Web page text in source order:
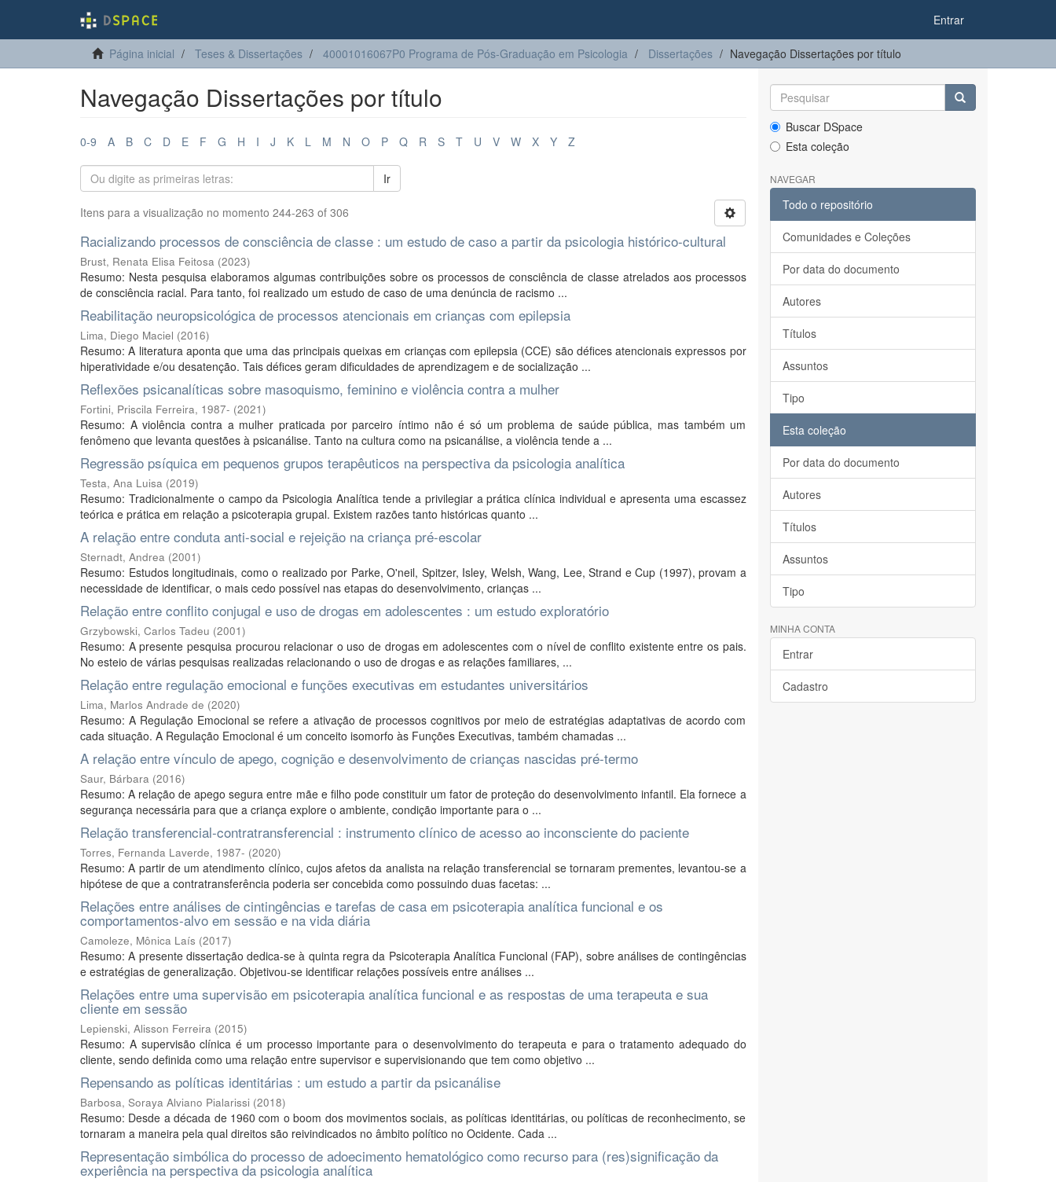
Entrar
Página inicial Teses & Dissertações 40001016067P0 Programa de Pós-Graduação em Psicologia Dissertações Navegação Dissertações por título
Navegação Dissertações por título
0-9 A B C D E F G H I J K L M N O P Q R S T U V W X Y Z
Ir
Itens para a visualização no momento 244-263 of 306
Racializando processos de consciência de classe : um estudo de caso a partir da psicologia histórico-cultural
Brust, Renata Elisa Feitosa (2023)
Resumo: Nesta pesquisa elaboramos algumas contribuições sobre os processos de consciência de classe atrelados aos processos
de consciência racial. Para tanto, foi realizado um estudo de caso de uma denúncia de racismo ...
Reabilitação neuropsicológica de processos atencionais em crianças com epilepsia
Lima, Diego Maciel (2016)
Resumo: A literatura aponta que uma das principais queixas em crianças com epilepsia (CCE) são défices atencionais expressos por
hiperatividade e/ou desatenção. Tais défices geram dificuldades de aprendizagem e de socialização ...
Reflexões psicanalíticas sobre masoquismo, feminino e violência contra a mulher
Fortini, Priscila Ferreira, 1987- (2021)
Resumo: A violência contra a mulher praticada por parceiro íntimo não é só um problema de saúde pública, mas também um
fenômeno que levanta questões à psicanálise. Tanto na cultura como na psicanálise, a violência tende a ...
Regressão psíquica em pequenos grupos terapêuticos na perspectiva da psicologia analítica
Testa, Ana Luisa (2019)
Resumo: Tradicionalmente o campo da Psicologia Analítica tende a privilegiar a prática clínica individual e apresenta uma escassez
teórica e prática em relação a psicoterapia grupal. Existem razões tanto históricas quanto ...
A relação entre conduta anti-social e rejeição na criança pré-escolar
Sternadt, Andrea (2001)
Resumo: Estudos longitudinais, como o realizado por Parke, O'neil, Spitzer, Isley, Welsh, Wang, Lee, Strand e Cup (1997), provam a
necessidade de identificar, o mais cedo possível nas etapas do desenvolvimento, crianças ...
Relação entre conflito conjugal e uso de drogas em adolescentes : um estudo exploratório
Grzybowski, Carlos Tadeu (2001)
Resumo: A presente pesquisa procurou relacionar o uso de drogas em adolescentes com o nível de conflito existente entre os pais.
No esteio de várias pesquisas realizadas relacionando o uso de drogas e as relações familiares, ...
Relação entre regulação emocional e funções executivas em estudantes universitários
Lima, Marlos Andrade de (2020)
Resumo: A Regulação Emocional se refere a ativação de processos cognitivos por meio de estratégias adaptativas de acordo com
cada situação. A Regulação Emocional é um conceito isomorfo às Funções Executivas, também chamadas ...
A relação entre vínculo de apego, cognição e desenvolvimento de crianças nascidas pré-termo
Saur, Bárbara (2016)
Resumo: A relação de apego segura entre mãe e filho pode constituir um fator de proteção do desenvolvimento infantil. Ela fornece a
segurança necessária para que a criança explore o ambiente, condição importante para o ...
Relação transferencial-contratransferencial : instrumento clínico de acesso ao inconsciente do paciente
Torres, Fernanda Laverde, 1987- (2020)
Resumo: A partir de um atendimento clínico, cujos afetos da analista na relação transferencial se tornaram prementes, levantou-se a
hipótese de que a contratransferência poderia ser concebida como possuindo duas facetas: ...
Relações entre análises de cintingências e tarefas de casa em psicoterapia analítica funcional e os
comportamentos-alvo em sessão e na vida diária
Camoleze, Mônica Laís (2017)
Resumo: A presente dissertação dedica-se à quinta regra da Psicoterapia Analítica Funcional (FAP), sobre análises de contingências
e estratégias de generalização. Objetivou-se identificar relações possíveis entre análises ...
Relações entre uma supervisão em psicoterapia analítica funcional e as respostas de uma terapeuta e sua
cliente em sessão
Lepienski, Alisson Ferreira (2015)
Resumo: A supervisão clínica é um processo importante para o desenvolvimento do terapeuta e para o tratamento adequado do
cliente, sendo definida como uma relação entre supervisor e supervisionando que tem como objetivo ...
Repensando as políticas identitárias : um estudo a partir da psicanálise
Barbosa, Soraya Alviano Pialarissi (2018)
Resumo: Desde a década de 1960 com o boom dos movimentos sociais, as políticas identitárias, ou políticas de reconhecimento, se
tornaram a maneira pela qual direitos são reivindicados no âmbito político no Ocidente. Cada ...
Representação simbólica do processo de adoecimento hematológico como recurso para (res)significação da
experiência na perspectiva da psicologia analítica
Buscar DSpace
Esta coleção
NAVEGAR
Todo o repositório
Comunidades e Coleções
Por data do documento
Autores
Títulos
Assuntos
Tipo
Esta coleção
Por data do documento
Autores
Títulos
Assuntos
Tipo
MINHA CONTA
Entrar
Cadastro